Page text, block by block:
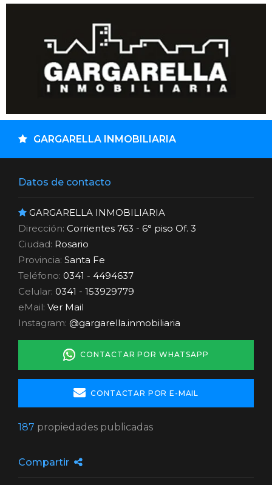
GARGARELLA INMOBILIARIA
Datos de contacto
GARGARELLA INMOBILIARIA
Dirección: Corrientes 763 - 6° piso Of. 3
Ciudad: Rosario
Provincia: Santa Fe
Teléfono: 0341 - 4494637
Celular: 0341 - 153929779
eMail: Ver Mail
Instagram: @gargarella.inmobiliaria
CONTACTAR POR WHATSAPP
CONTACTAR POR E-MAIL
187 propiedades publicadas
Compartir